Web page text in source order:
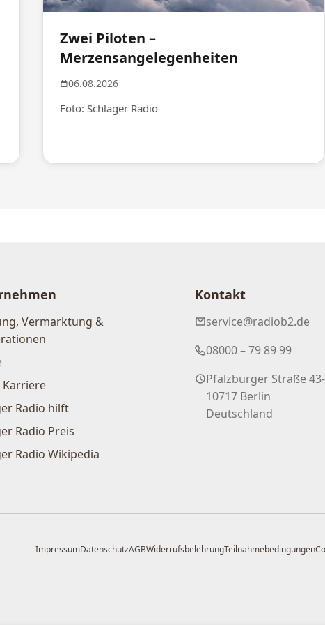
Zwei Piloten –
Merzensangelegenheiten
06.08.2026
Foto: Schlager Radio
Vermarktung &
Karriere
Radio hilft
Radio Preis
Radio Wikipedia
Kontakt
service@radiob2.de
08000 – 79 89 99
Pfalzburger Straße
10717 Berlin
Deutschland
ImpressumDatenschutzAGBWiderrufsbelehrungTeilnahmebedingungen